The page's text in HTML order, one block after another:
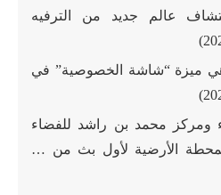
عالم جديد من الترفيه
هي ميزة “شاشة الخصوصية” في
ومركز محمد بن راشد للفضاء
الأرضية لأول بث من …